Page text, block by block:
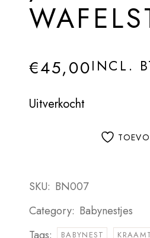
€45,00INCL.
Uitverkocht
SKU: BN007
Category: Babynestjes
BABYNEST